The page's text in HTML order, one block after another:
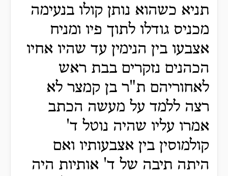
תניא כשהוא נותן קולו בנעימה
מכניס גודלו לתוך פיו ומניח
אצבעו בין הנימין עד שהיו אחיו
הכהנים נזקרים בבת ראש
לאחוריהם ת"ר בן קמצר לא
רצה ללמד על מעשה הכתב
אמרו עליו שהיה נוטל ד'
קולמוסין בין אצבעותיו ואם
היתה תיבה של ד' אותיות היה